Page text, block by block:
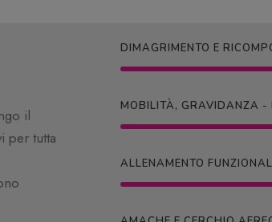
il
per tutta
DIMAGRIMENTO E
MOBILITÀ, GRAVIDANZA -
ALLENAMENTO